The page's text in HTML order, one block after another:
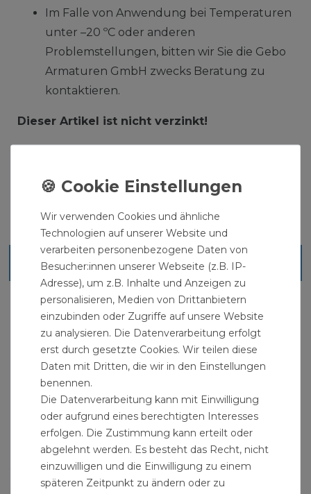
Im Falle von Anwendung bei Temperaturen
unter –20 ºC oder anderen
Problemstellungen, bitten wir Sie die Gebo
Armaturen GmbH zwecks Beratung zu
kontaktieren.
Dieser Artikel ist nicht verzinkt!
Ähnliche Artikel
Wir verwenden Cookies und ähnliche
Technologien auf unserer Website und
verarbeiten personenbezogene Daten von
Besucher:innen unserer Webseite (z.B. IP-
Adresse), um z.B. Inhalte und Anzeigen zu
personalisieren, Medien von Drittanbietern
einzubinden oder Zugriffe auf unsere Website
zu analysieren. Die Datenverarbeitung erfolgt
erst durch gesetzte Cookies. Wir teilen diese
Daten mit Dritten, die wir in den Einstellungen
benennen.
Die Datenverarbeitung kann mit Einwilligung
oder aufgrund eines berechtigten Interesses
erfolgen. Die Zustimmung kann erteilt oder
abgelehnt werden. Es besteht das Recht, nicht
einzuwilligen und die Einwilligung zu einem
späteren Zeitpunkt zu ändern oder zu